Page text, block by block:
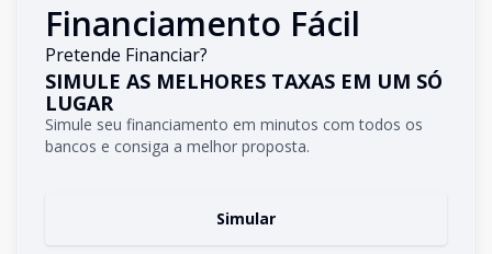
Financiamento Fácil
Pretende Financiar?
SIMULE AS MELHORES TAXAS EM UM SÓ
LUGAR
Simule seu financiamento em minutos com todos os
bancos e consiga a melhor proposta.
Simular